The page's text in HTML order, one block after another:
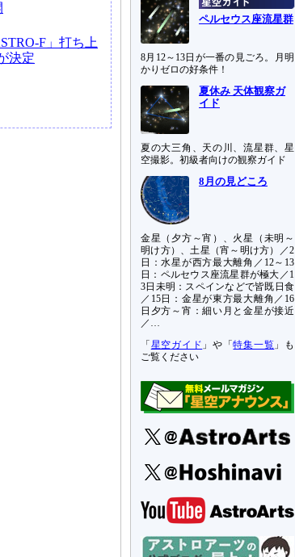
F」打ち上
決定
ペルセウス座流星群
8月12～13日が一番の見ごろ。月明
かりゼロの好条件！
夏休み 天体観察ガ
イド
夏の大三角、天の川、流星群、星
空撮影。初級者向けの観察ガイド
8月の見どころ
金星（夕方～宵）、火星（未明～
明け方）、土星（宵～明け方）／2
日：水星が西方最大離角／12～13
日：ペルセウス座流星群が極大／1
3日未明：スペインなどで皆既日食
／15日：金星が東方最大離角／16
日夕方～宵：細い月と金星が接近
／…
「 星空ガイド 」や「特集一覧 」も
ご覧ください